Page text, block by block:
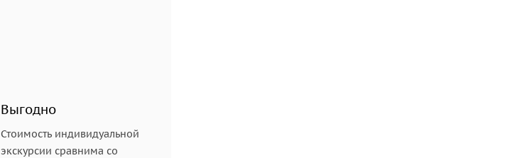
Выгодно
Стоимость индивидуальной
экскурсии сравнима со